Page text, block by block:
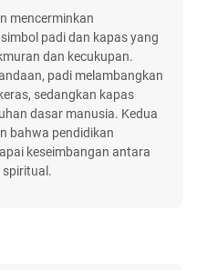
mencerminkan
padi dan kapas yang
dan kecukupan.
padi melambangkan
sedangkan kapas
dasar manusia. Kedua
bahwa pendidikan
keseimbangan antara